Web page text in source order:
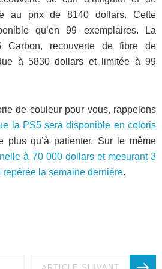
au prix de 8140 dollars. Cette
qu’en 99 exemplaires. La
Carbon, recouverte de fibre de
à 5830 dollars et limitée à 99
de couleur pour vous, rappelons
la PS5 sera disponible en coloris
plus qu’à patienter. Sur le même
à 70 000 dollars et mesurant 3
repérée la semaine dernière.